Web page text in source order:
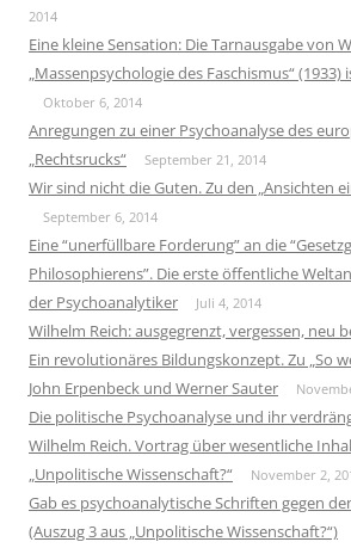
2014
Eine kleine Sensation: Die Tarnausgabe von
„Massenpsychologie des Faschismus“
Oktober 6, 2014
Anregungen zu einer Psychoanalyse des
„Rechtsrucks“
September 21, 2014
Wir sind nicht die Guten. Zu den „Ansichten
September 6, 2014
Eine “unerfüllbare Forderung” an die
Philosophierens”. Die erste öffentliche
der Psychoanalytiker
Juli 4, 2014
Wilhelm Reich: ausgegrenzt, vergessen, neu
Ein revolutionäres Bildungskonzept. Zu „So
John Erpenbeck und Werner Sauter
Die politische Psychoanalyse und ihr
Wilhelm Reich. Vortrag über wesentliche
„Unpolitische Wissenschaft?“
November 2,
Gab es psychoanalytische Schriften gegen
(Auszug 3 aus „Unpolitische Wissenschaft?“)